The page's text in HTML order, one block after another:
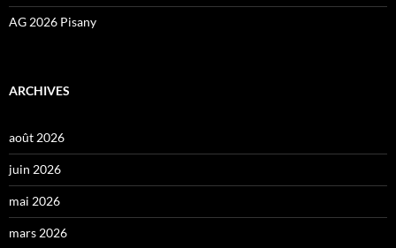
AG 2026 Pisany
ARCHIVES
août 2026
juin 2026
mai 2026
mars 2026